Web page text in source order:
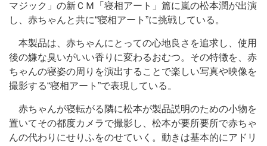
マジック」の新ＣＭ「寝相アート」篇に嵐の松本潤が出演
し、赤ちゃんと共に“寝相アート”に挑戦している。
本製品は、赤ちゃんにとっての心地良さを追求し、使用
後の嫌な臭いがいい香りに変わるおむつ。その特徴を、赤
ちゃんの寝姿の周りを演出することで楽しい写真や映像を
撮影する“寝相アート”で表現している。
赤ちゃんが寝転がる隣に松本が製品説明のための小物を
置いてその都度カメラで撮影し、松本が要所要所で赤ちゃ
んの代わりにせりふをのせていく。動きは基本的にアドリ